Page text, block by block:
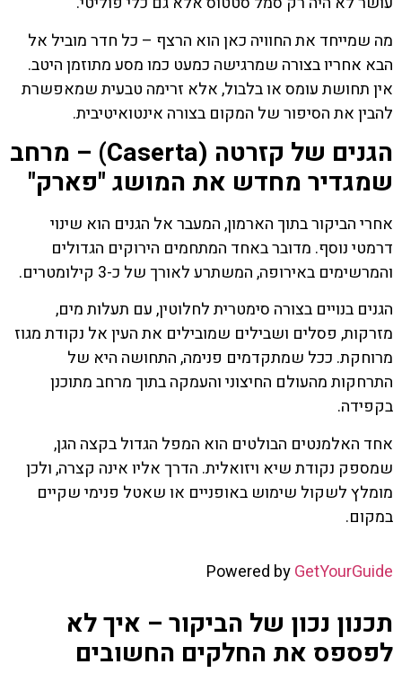
מה שמייחד את החוויה כאן הוא הרצף – כל חדר מוביל אל
הבא אחריו בצורה שמרגישה כמעט כמו מסע מתוזמן היטב.
אין תחושת עומס או בלבול, אלא זרימה טבעית שמאפשרת
להבין את הסיפור של המקום בצורה אינטואיטיבית.
הגנים של קזרטה (Caserta) – מרחב
שמגדיר מחדש את המושג "פארק"
אחרי הביקור בתוך הארמון, המעבר אל הגנים הוא שינוי
דרמטי נוסף. מדובר באחד המתחמים הירוקים הגדולים
והמרשימים באירופה, המשתרע לאורך של כ-3 קילומטרים.
הגנים בנויים בצורה סימטרית לחלוטין, עם תעלות מים,
מזרקות, פסלים ושבילים שמובילים את העין אל נקודת מגוז
מרוחקת. ככל שמתקדמים פנימה, התחושה היא של
התרחקות מהעולם החיצוני והעמקה בתוך מרחב מתוכנן
בקפידה.
אחד האלמנטים הבולטים הוא המפל הגדול בקצה הגן,
שמספק נקודת שיא ויזואלית. הדרך אליו אינה קצרה, ולכן
מומלץ לשקול שימוש באופניים או שאטל פנימי שקיים
במקום.
Powered byGetYourGuide
תכנון נכון של הביקור – איך לא
לפספס את החלקים החשובים